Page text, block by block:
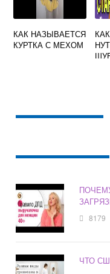
КАК НАЗЫВАЕТСЯ
КУРТКА С МЕХОМ
8179
ЧТО